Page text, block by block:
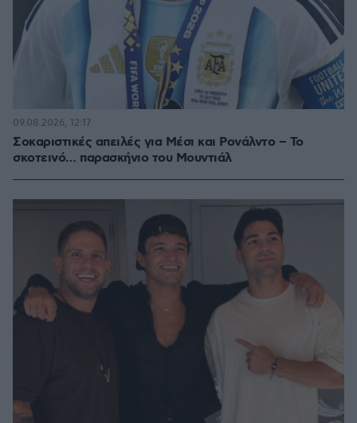
Σοκαριστικές απειλές για Μέσι και Ρονάλντο – Το
σκοτεινό… παρασκήνιο του Μουντιάλ
09.08.2026, 12:17